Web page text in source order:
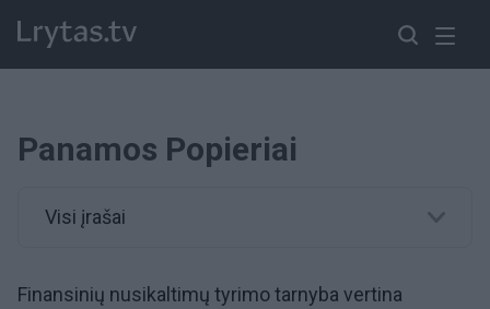
Panamos Popieriai
Visi įrašai
Finansinių nusikaltimų tyrimo tarnyba vertina